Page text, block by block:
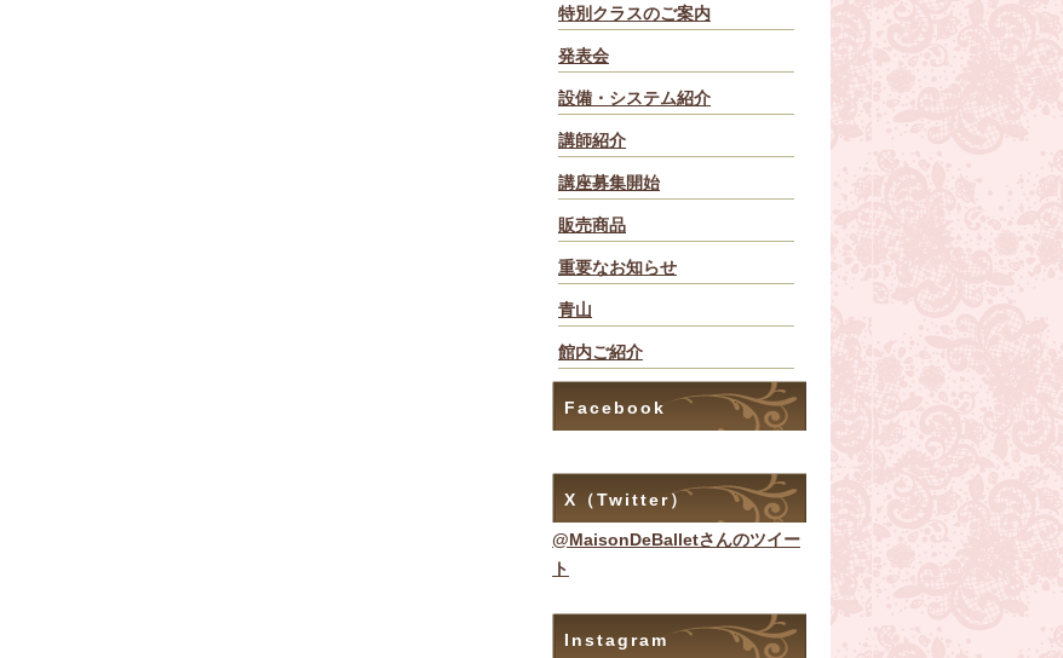
特別クラスのご案内
発表会
設備・システム紹介
講師紹介
講座募集開始
販売商品
重要なお知らせ
青山
館内ご紹介
Facebook
X（Twitter）
@MaisonDeBalletさんのツイー
ト
Instagram